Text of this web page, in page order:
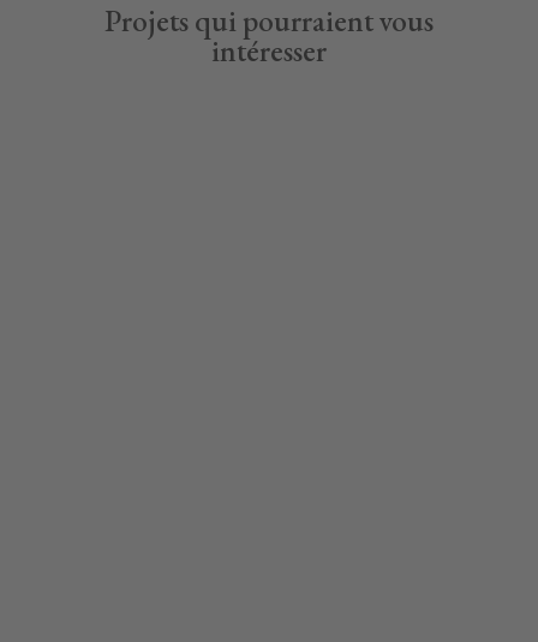
Projets qui pourraient vous
intéresser